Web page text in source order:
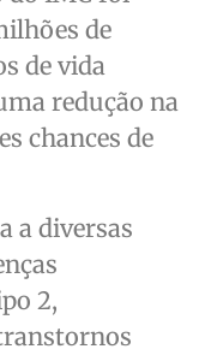
de
de vida
redução na
chances de
a diversas
2,